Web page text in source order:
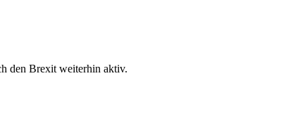
den Brexit weiterhin aktiv.